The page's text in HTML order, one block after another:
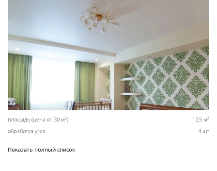
площадь (цена от 30 м2) 12,5 м2
обработка угла 4 шт
Показать полный список